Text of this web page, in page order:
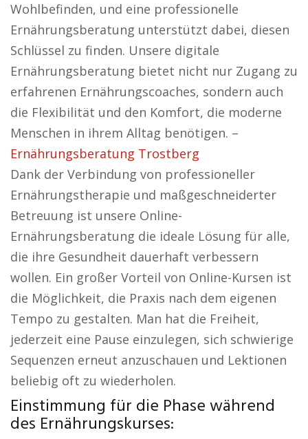
Wohlbefinden, und eine professionelle
Ernährungsberatung unterstützt dabei, diesen
Schlüssel zu finden. Unsere digitale
Ernährungsberatung bietet nicht nur Zugang zu
erfahrenen Ernährungscoaches, sondern auch
die Flexibilität und den Komfort, die moderne
Menschen in ihrem Alltag benötigen. –
Ernährungsberatung Trostberg
Dank der Verbindung von professioneller
Ernährungstherapie und maßgeschneiderter
Betreuung ist unsere Online-
Ernährungsberatung die ideale Lösung für alle,
die ihre Gesundheit dauerhaft verbessern
wollen. Ein großer Vorteil von Online-Kursen ist
die Möglichkeit, die Praxis nach dem eigenen
Tempo zu gestalten. Man hat die Freiheit,
jederzeit eine Pause einzulegen, sich schwierige
Sequenzen erneut anzuschauen und Lektionen
beliebig oft zu wiederholen.
Einstimmung für die Phase während
des Ernährungskurses: